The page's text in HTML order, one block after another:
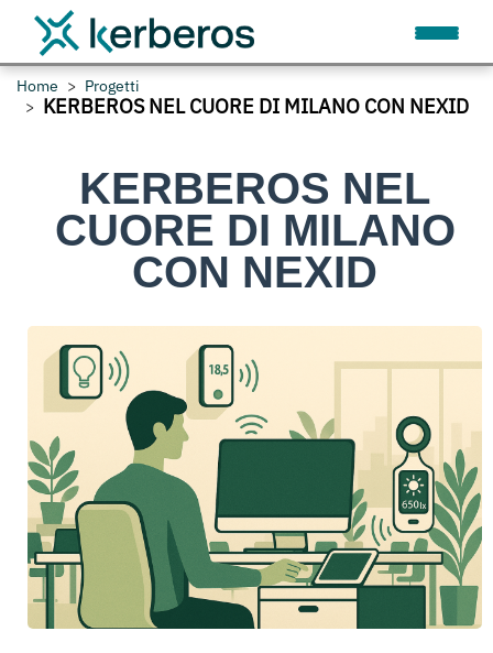
Home Progetti
KERBEROS NEL CUORE DI MILANO CON NEXID
KERBEROS NEL
CUORE DI MILANO
CON NEXID